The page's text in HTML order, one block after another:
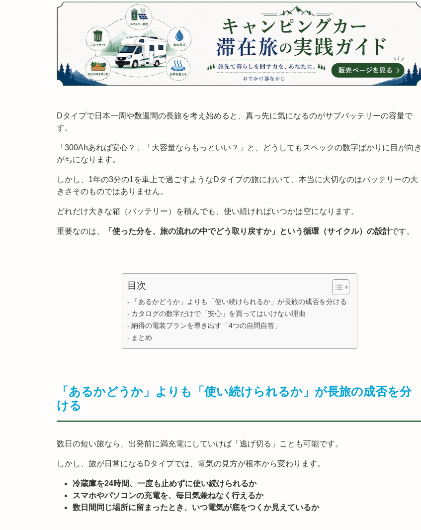
Dタイプで日本一周や数週間の長旅を考え始めると、真っ先に気になるのがサブバッテリーの容量で
す。
「300Ahあれば安心？」「大容量ならもっといい？」と、どうしてもスペックの数字ばかりに目が向き
がちになります。
しかし、1年の3分の1を車上で過ごすようなDタイプの旅において、本当に大切なのはバッテリーの大
きさそのものではありません。
どれだけ大きな箱（バッテリー）を積んでも、使い続ければいつかは空になります。
重要なのは、 「使った分を、旅の流れの中でどう取り戻すか」という循環（サイクル）の設計です。
目次
「あるかどうか」よりも「使い続けられるか」が長旅の成否を分ける
カタログの数字だけで「安心」を買ってはいけない理由
納得の電装プランを導き出す「4つの自問自答」
まとめ
「あるかどうか」よりも「使い続けられるか」が長旅の成否を分
ける
数日の短い旅なら、出発前に満充電にしていけば「逃げ切る」ことも可能です。
しかし、旅が日常になるDタイプでは、電気の見方が根本から変わります。
冷蔵庫を24時間、一度も止めずに使い続けられるか
スマホやパソコンの充電を、毎日気兼ねなく行えるか
数日間同じ場所に留まったとき、いつ電気が底をつくか見えているか